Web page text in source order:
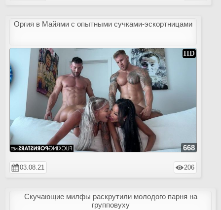
Оргия в Майями с опытными сучками-эскортницами
668
03.08.21 206
Скучающие милфы раскрутили молодого парня на
групповуху